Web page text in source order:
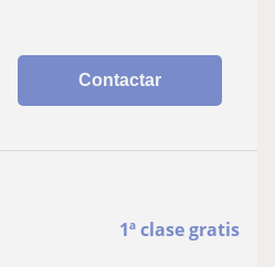
Contactar
1ª clase gratis